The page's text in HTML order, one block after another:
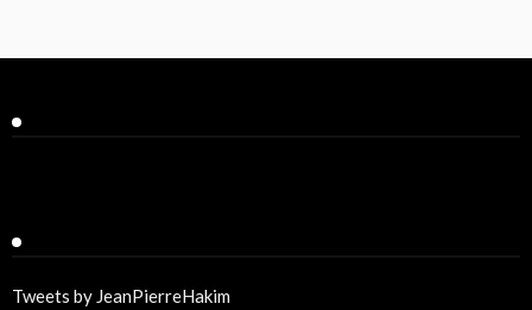
Tweets by JeanPierreHakim